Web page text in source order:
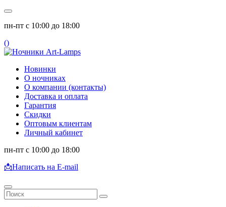
пн-пт с 10:00 до 18:00
()
Новинки
О ночниках
О компании (контакты)
Доставка и оплата
Гарантия
Скидки
Оптовым клиентам
Личный кабинет
пн-пт с 10:00 до 18:00
📩Написать на E-mail